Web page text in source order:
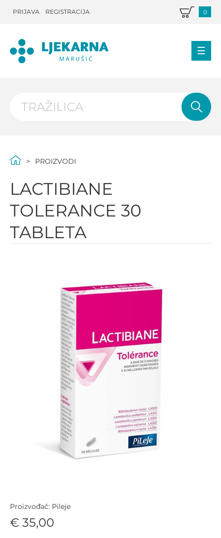
PRIJAVA REGISTRACIJA 0
PROIZVODI
LACTIBIANE
TOLERANCE 30
TABLETA
Proizvođač: Pileje
€ 35,00